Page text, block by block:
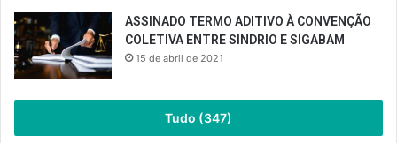
ASSINADO TERMO ADITIVO À CONVENÇÃO
COLETIVA ENTRE SINDRIO E SIGABAM
15 de abril de 2021
Tudo (347)